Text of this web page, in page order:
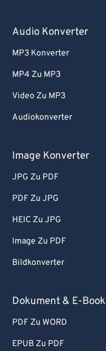
Audio Konverter
MP3 Konverter
MP4 Zu MP3
Video Zu MP3
Audiokonverter
Image Konverter
JPG Zu PDF
PDF Zu JPG
HEIC Zu JPG
Image Zu PDF
Bildkonverter
Dokument & E-Book
PDF Zu WORD
EPUB Zu PDF